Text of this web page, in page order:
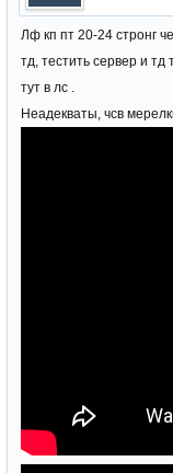
Лф кп пт 20-24 стронг
тд, тестить сервер и
тут в лс .
Неадекваты, чсв